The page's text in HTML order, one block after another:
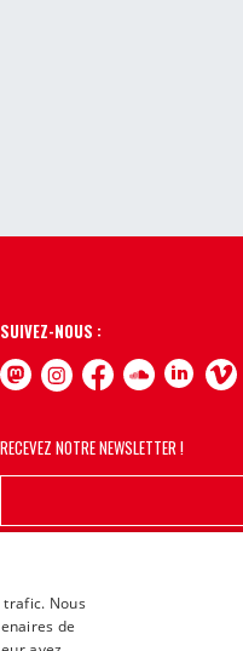
SUIVEZ-NOUS :
RECEVEZ NOTRE NEWSLETTER !
Nous
de